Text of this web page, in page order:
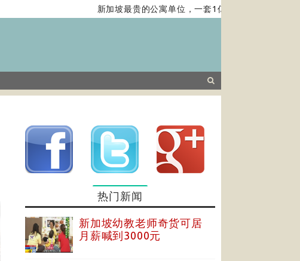
新加坡最贵的公寓单位，一套1亿新元，带你去看……
热门新闻
新加坡幼教老师奇货可居
月薪喊到3000元